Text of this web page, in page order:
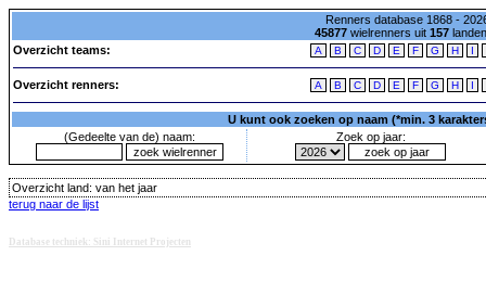
Renners database 1868 -
45877wielrenners uit 157
Overzicht teams:
A B C D E F G H I
Overzicht renners: A B C D E F G H I
U kunt ook zoeken op naam (*min. 3
(Gedeelte van de) naam:
Zoek op jaar:
Overzicht land: van het jaar
terug naar de lijst
Database techniek: Sini Internet Projecten